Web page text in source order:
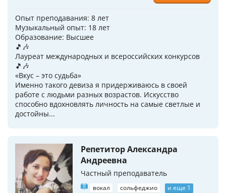
Опыт преподавания: 8 лет
Музыкальный опыт: 18 лет
Образование: Высшее
🎵🎶
Лауреат международных и всероссийских конкурсов
🎵🎶
«Вкус – это судьба»
Именно такого девиза я придерживаюсь в своей
работе с людьми разных возрастов. Искусство
способно вдохновлять личность на самые светлые и
достойны...
Репетитор Александра
Андреевна
Частный преподаватель
вокал сольфеджио
и еще 1